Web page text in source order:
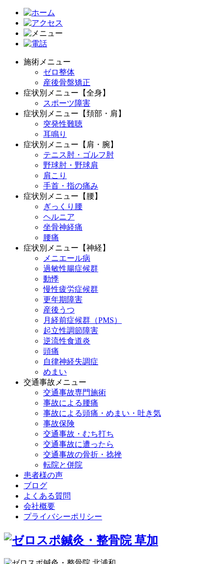
施術メニュー
ゼロ整体
産後骨盤矯正
症状別メニュー【全身】
スポーツ障害
症状別メニュー【頚部・肩】
突発性難聴
耳鳴り
症状別メニュー【肩・腕】
テニス肘・ゴルフ肘
野球肘・野球肩
肩こり
手首・指の痛み
症状別メニュー【腰】
ぎっくり腰
ヘルニア
坐骨神経痛
腰痛
症状別メニュー【神経】
メニエール病
過敏性腸症候群
動悸
慢性疲労症候群
更年期障害
産後うつ
月経前症候群（PMS）
起立性調節障害
逆流性食道炎
頭痛
自律神経失調症
めまい
交通事故メニュー
交通事故専門施術
事故による腰痛
事故による頭痛・めまい・吐き気
事故保険
交通事故・むち打ち
交通事故に遭ったら
交通事故の骨折・捻挫
転院と併院
患者様の声
ブログ
よくある質問
会社概要
プライバシーポリシー